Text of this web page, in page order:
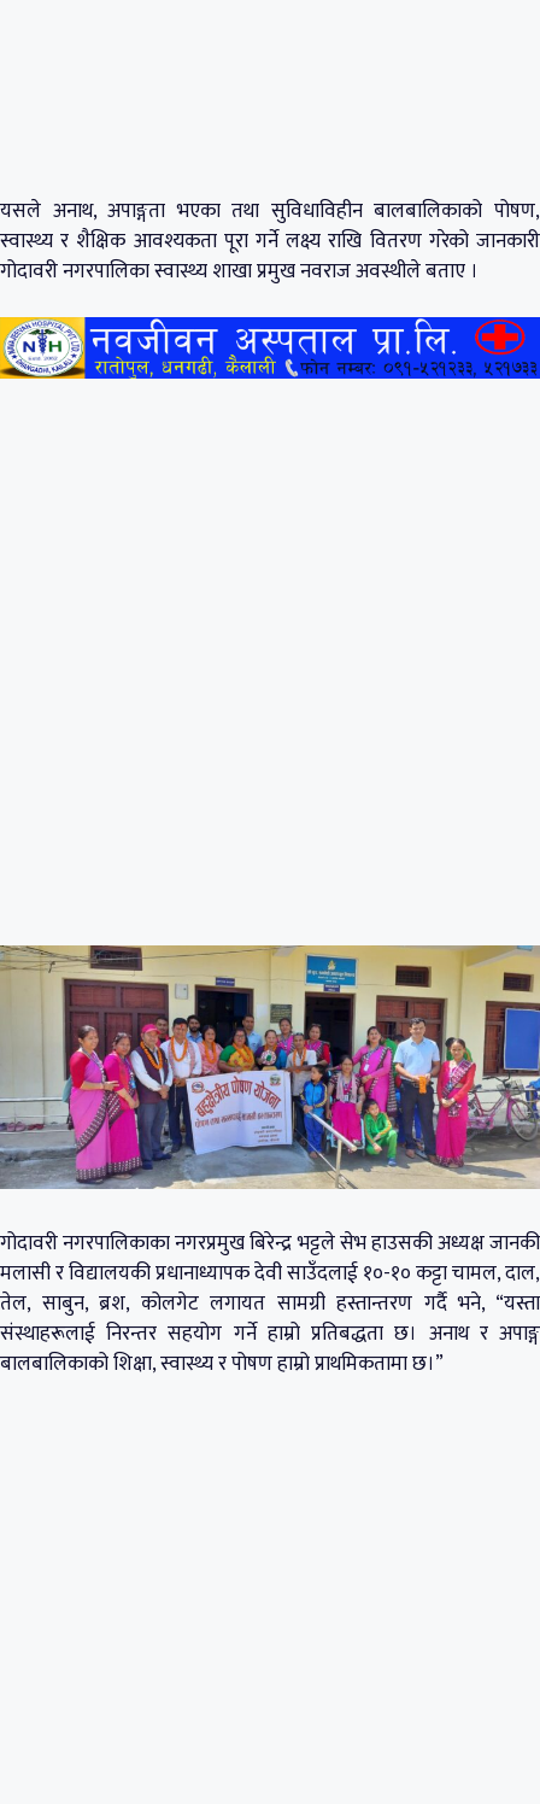
यसले अनाथ, अपाङ्गता भएका तथा सुविधाविहीन बालबालिकाको पोषण,
स्वास्थ्य र शैक्षिक आवश्यकता पूरा गर्ने लक्ष्य राखि वितरण गरेको जानकारी
गोदावरी नगरपालिका स्वास्थ्य शाखा प्रमुख नवराज अवस्थीले बताए ।
गोदावरी नगरपालिकाका नगरप्रमुख बिरेन्द्र भट्टले सेभ हाउसकी अध्यक्ष जानकी
मलासी र विद्यालयकी प्रधानाध्यापक देवी साउँदलाई १०-१० कट्टा चामल, दाल,
तेल, साबुन, ब्रश, कोलगेट लगायत सामग्री हस्तान्तरण गर्दै भने, “यस्ता
संस्थाहरूलाई निरन्तर सहयोग गर्ने हाम्रो प्रतिबद्धता छ। अनाथ र अपाङ्ग
बालबालिकाको शिक्षा, स्वास्थ्य र पोषण हाम्रो प्राथमिकतामा छ।”